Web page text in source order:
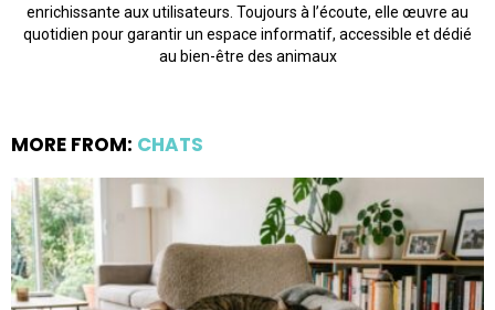
enrichissante aux utilisateurs. Toujours à l’écoute, elle œuvre au
quotidien pour garantir un espace informatif, accessible et dédié
au bien-être des animaux
MORE FROM: CHATS